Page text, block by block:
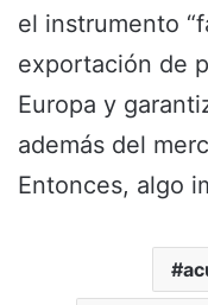
el instrumento
exportación de
Europa y
además del
Entonces, algo